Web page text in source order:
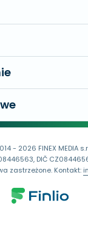
- 2026 FINEX MEDIA
DIČ
zastrzeżone. Kontakt: